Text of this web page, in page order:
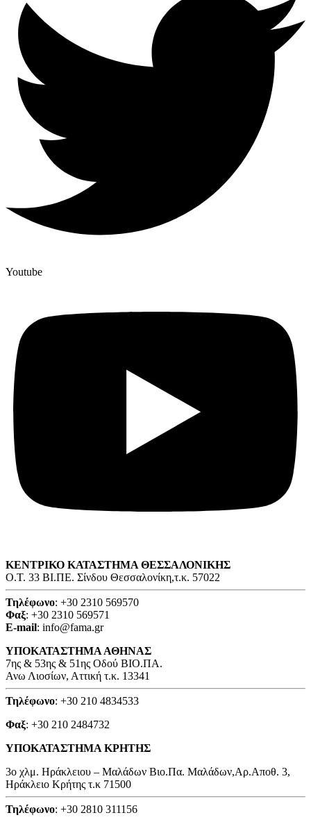
Youtube
ΚΕΝΤΡΙΚΟ ΚΑΤΑΣΤΗΜΑ ΘΕΣΣΑΛΟΝΙΚΗΣ
O.T. 33 ΒΙ.ΠΕ. Σίνδου Θεσσαλονίκη,τ.κ. 57022
Τηλέφωνο: +30 2310 569570
Φαξ: +30 2310 569571
E-mail: info@fama.gr
ΥΠΟΚΑΤΑΣΤΗΜΑ ΑΘΗΝΑΣ
7ης & 53ης & 51ης Οδού ΒΙΟ.ΠΑ.
Ανω Λιοσίων, Αττική τ.κ. 13341
Τηλέφωνο: +30 210 4834533
Φαξ: +30 210 2484732
ΥΠΟΚΑΤΑΣΤΗΜΑ ΚΡΗΤΗΣ
3o χλμ. Ηράκλειου – Μαλάδων Βιο.Πα. Μαλάδων,Αρ.Αποθ. 3,
Ηράκλειο Κρήτης τ.κ 71500
Τηλέφωνο: +30 2810 311156